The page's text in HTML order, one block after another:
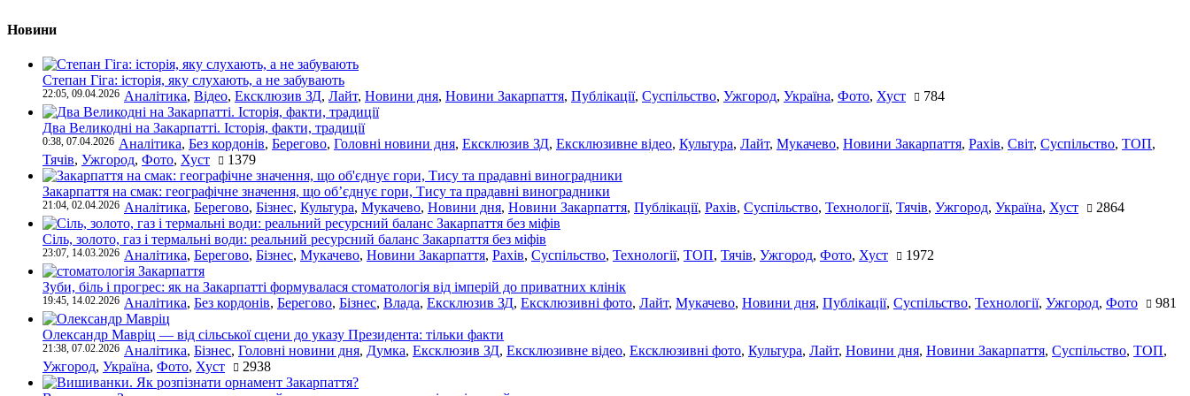
Новини
Степан Гіга: історія, яку слухають, а не забувають
22:05, 09.04.2026 Аналітика, Відео, Ексклюзив ЗД, Лайт, Новини дня, Новини Закарпаття, Публікації, Суспільство, Ужгород, Україна, Фото, Хуст 784
Два Великодні на Закарпатті. Історія, факти, традиції
0:38, 07.04.2026 Аналітика, Без кордонів, Берегово, Головні новини дня, Ексклюзив ЗД, Ексклюзивне відео, Культура, Лайт, Мукачево, Новини Закарпаття, Рахів, Світ, Суспільство, ТОП,
Тячів, Ужгород, Фото, Хуст 1379
Закарпаття на смак: географічне значення, що об’єднує гори, Тису та прадавні виноградники
21:04, 02.04.2026 Аналітика, Берегово, Бізнес, Культура, Мукачево, Новини дня, Новини Закарпаття, Публікації, Рахів, Суспільство, Технології, Тячів, Ужгород, Україна, Хуст 2864
Сіль, золото, газ і термальні води: реальний ресурсний баланс Закарпаття без міфів
23:07, 14.03.2026 Аналітика, Берегово, Бізнес, Мукачево, Новини Закарпаття, Рахів, Суспільство, Технології, ТОП, Тячів, Ужгород, Фото, Хуст 1972
Зуби, біль і прогрес: як на Закарпатті формувалася стоматологія від імперій до приватних клінік
19:45, 14.02.2026 Аналітика, Без кордонів, Берегово, Бізнес, Влада, Ексклюзив ЗД, Ексклюзивні фото, Лайт, Мукачево, Новини дня, Публікації, Суспільство, Технології, Ужгород, Фото 981
Олександр Мавріц — від сільської сцени до указу Президента: тільки факти
21:38, 07.02.2026 Аналітика, Бізнес, Головні новини дня, Думка, Ексклюзив ЗД, Ексклюзивне відео, Ексклюзивні фото, Культура, Лайт, Новини дня, Новини Закарпаття, Суспільство, ТОП,
Ужгород, Україна, Фото, Хуст 2938